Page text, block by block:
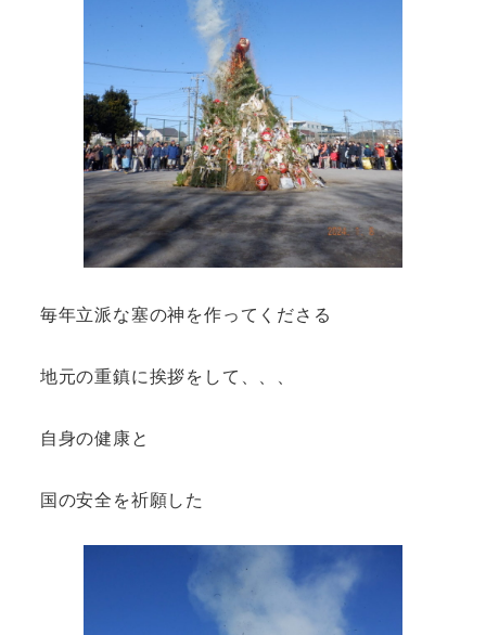
毎年立派な塞の神を作ってくださる
地元の重鎮に挨拶をして、、、
自身の健康と
国の安全を祈願した